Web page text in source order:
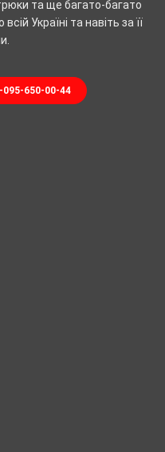
та ще багато-багато
Україні та навіть за її
650-00-44